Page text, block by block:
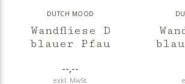
DUTCH MOOD
Wandfliese D
blauer Pfau
--,--
exkl. MwSt.